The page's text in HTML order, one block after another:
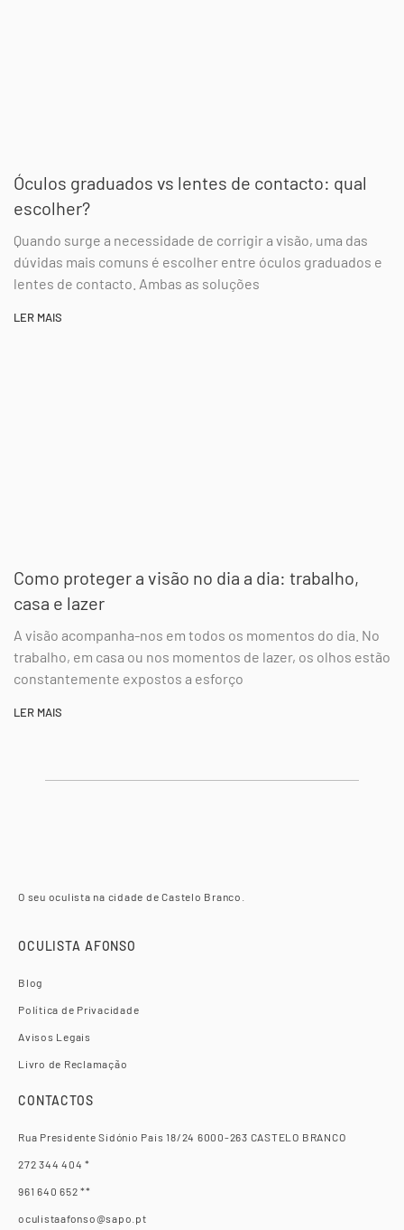
Óculos graduados vs lentes de contacto: qual
escolher?
Quando surge a necessidade de corrigir a visão, uma das
dúvidas mais comuns é escolher entre óculos graduados e
lentes de contacto. Ambas as soluções
LER MAIS
Como proteger a visão no dia a dia: trabalho,
casa e lazer
A visão acompanha-nos em todos os momentos do dia. No
trabalho, em casa ou nos momentos de lazer, os olhos estão
constantemente expostos a esforço
LER MAIS
O seu oculista na cidade de Castelo Branco.
OCULISTA AFONSO
Blog
Política de Privacidade
Avisos Legais
Livro de Reclamação
CONTACTOS
Rua Presidente Sidónio Pais 18/24 6000-263 CASTELO BRANCO
272 344 404 *
961 640 652 **
oculistaafonso@sapo.pt